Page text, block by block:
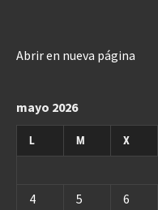
Abrir en nueva página
mayo 2026
L M X
4
5 6